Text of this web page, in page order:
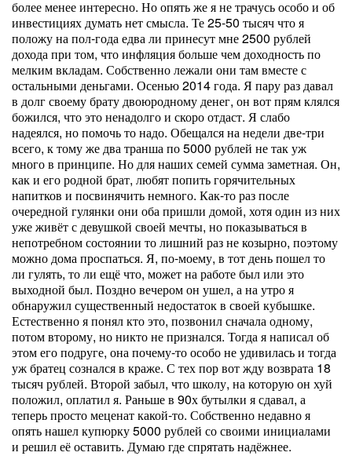
более менее интересно. Но опять же я не трачусь особо и об
инвестициях думать нет смысла. Те 25-50 тысяч что я
положу на пол-года едва ли принесут мне 2500 рублей
дохода при том, что инфляция больше чем доходность по
мелким вкладам. Собственно лежали они там вместе с
остальными деньгами. Осенью 2014 года. Я пару раз давал
в долг своему брату двоюродному денег, он вот прям клялся
божился, что это ненадолго и скоро отдаст. Я слабо
надеялся, но помочь то надо. Обещался на недели две-три
всего, к тому же два транша по 5000 рублей не так уж
много в принципе. Но для наших семей сумма заметная. Он,
как и его родной брат, любят попить горячительных
напитков и посвинячить немного. Как-то раз после
очередной гулянки они оба пришли домой, хотя один из них
уже живёт с девушкой своей мечты, но показываться в
непотребном состоянии то лишний раз не козырно, поэтому
можно дома проспаться. Я, по-моему, в тот день пошел то
ли гулять, то ли ещё что, может на работе был или это
выходной был. Поздно вечером он ушел, а на утро я
обнаружил существенный недостаток в своей кубышке.
Естественно я понял кто это, позвонил сначала одному,
потом второму, но никто не признался. Тогда я написал об
этом его подруге, она почему-то особо не удивилась и тогда
уж братец сознался в краже. С тех пор вот жду возврата 18
тысяч рублей. Второй забыл, что школу, на которую он хуй
положил, оплатил я. Раньше в 90х бутылки я сдавал, а
теперь просто меценат какой-то. Собственно недавно я
опять нашел купюрку 5000 рублей со своими инициалами
и решил её оставить. Думаю где спрятать надёжнее.